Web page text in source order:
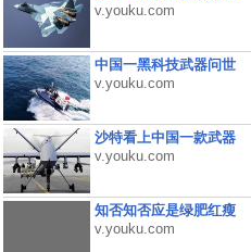
v.youku.com
中国一黑科技武器问世
v.youku.com
沙特看上中国一款武器
v.youku.com
知否知否应是绿肥红瘦
v.youku.com